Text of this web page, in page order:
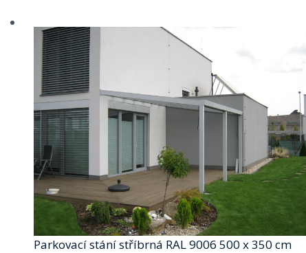
Parkovací stání stříbrná RAL 9006 500 x 350 cm